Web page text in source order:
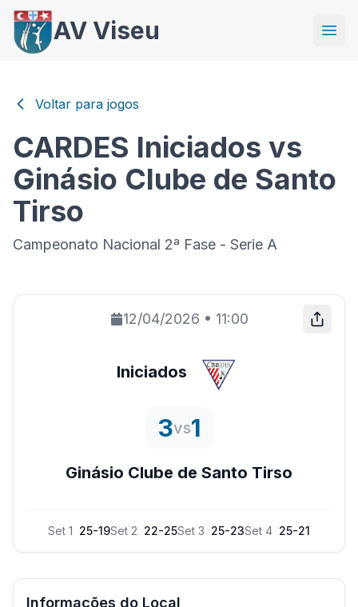
AV Viseu
Voltar para jogos
CARDES Iniciados vs
Ginásio Clube de Santo
Tirso
Campeonato Nacional 2ª Fase - Serie A
12/04/2026 • 11:00
Iniciados
3vs1
Ginásio Clube de Santo Tirso
Set 1 25-19Set 2 22-25Set 3 25-23Set 4 25-21
Informações do Local